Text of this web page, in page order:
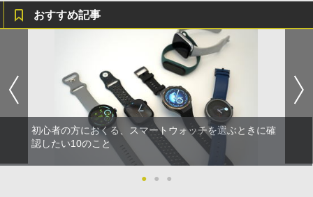
おすすめ記事
初心者の方におくる、スマートウォッチを選ぶときに確
認したい10のこと
● ● ●